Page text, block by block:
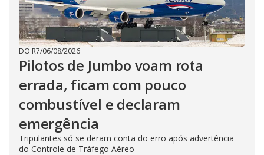
DO R7/06/08/2026
Pilotos de Jumbo voam rota
errada, ficam com pouco
combustível e declaram
emergência
Tripulantes só se deram conta do erro após advertência
do Controle de Tráfego Aéreo